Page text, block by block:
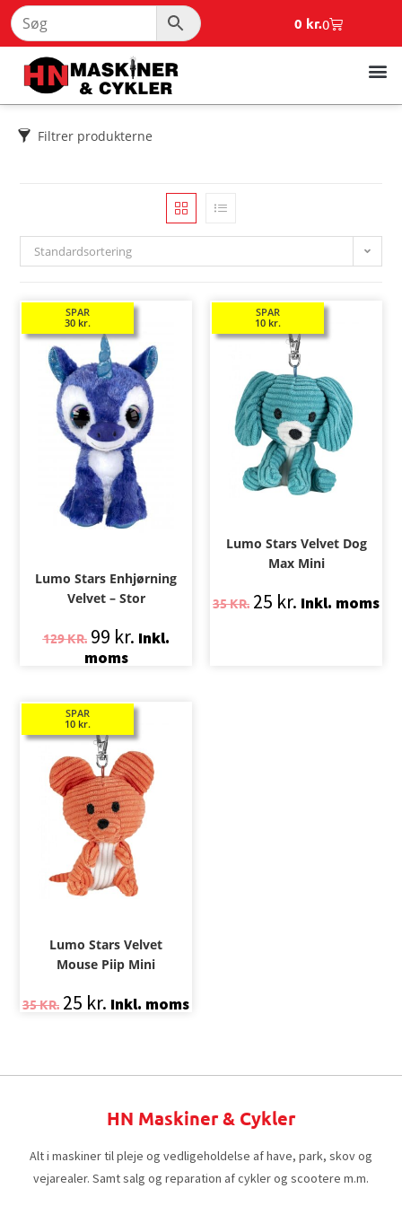
0 kr.0
Filtrer produkterne
Standardsortering
SPAR
30 kr.
Lumo Stars Enhjørning
Velvet – Stor
129KR. 99 kr. Inkl.
moms
SPAR
10 kr.
Lumo Stars Velvet Dog
Max Mini
35KR. 25 kr. Inkl. moms
SPAR
10 kr.
Lumo Stars Velvet
Mouse Piip Mini
35KR. 25 kr. Inkl. moms
HN Maskiner & Cykler
Alt i maskiner til pleje og vedligeholdelse af have, park, skov og
vejarealer. Samt salg og reparation af cykler og scootere m.m.